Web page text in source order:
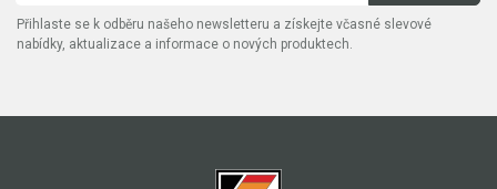
Přihlaste se k odběru našeho newsletteru a získejte včasné slevové
nabídky, aktualizace a informace o nových produktech.